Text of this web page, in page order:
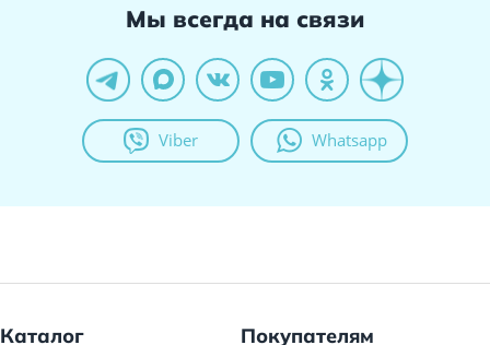
Мы всегда на связи
Viber Whatsapp
Каталог Покупателям